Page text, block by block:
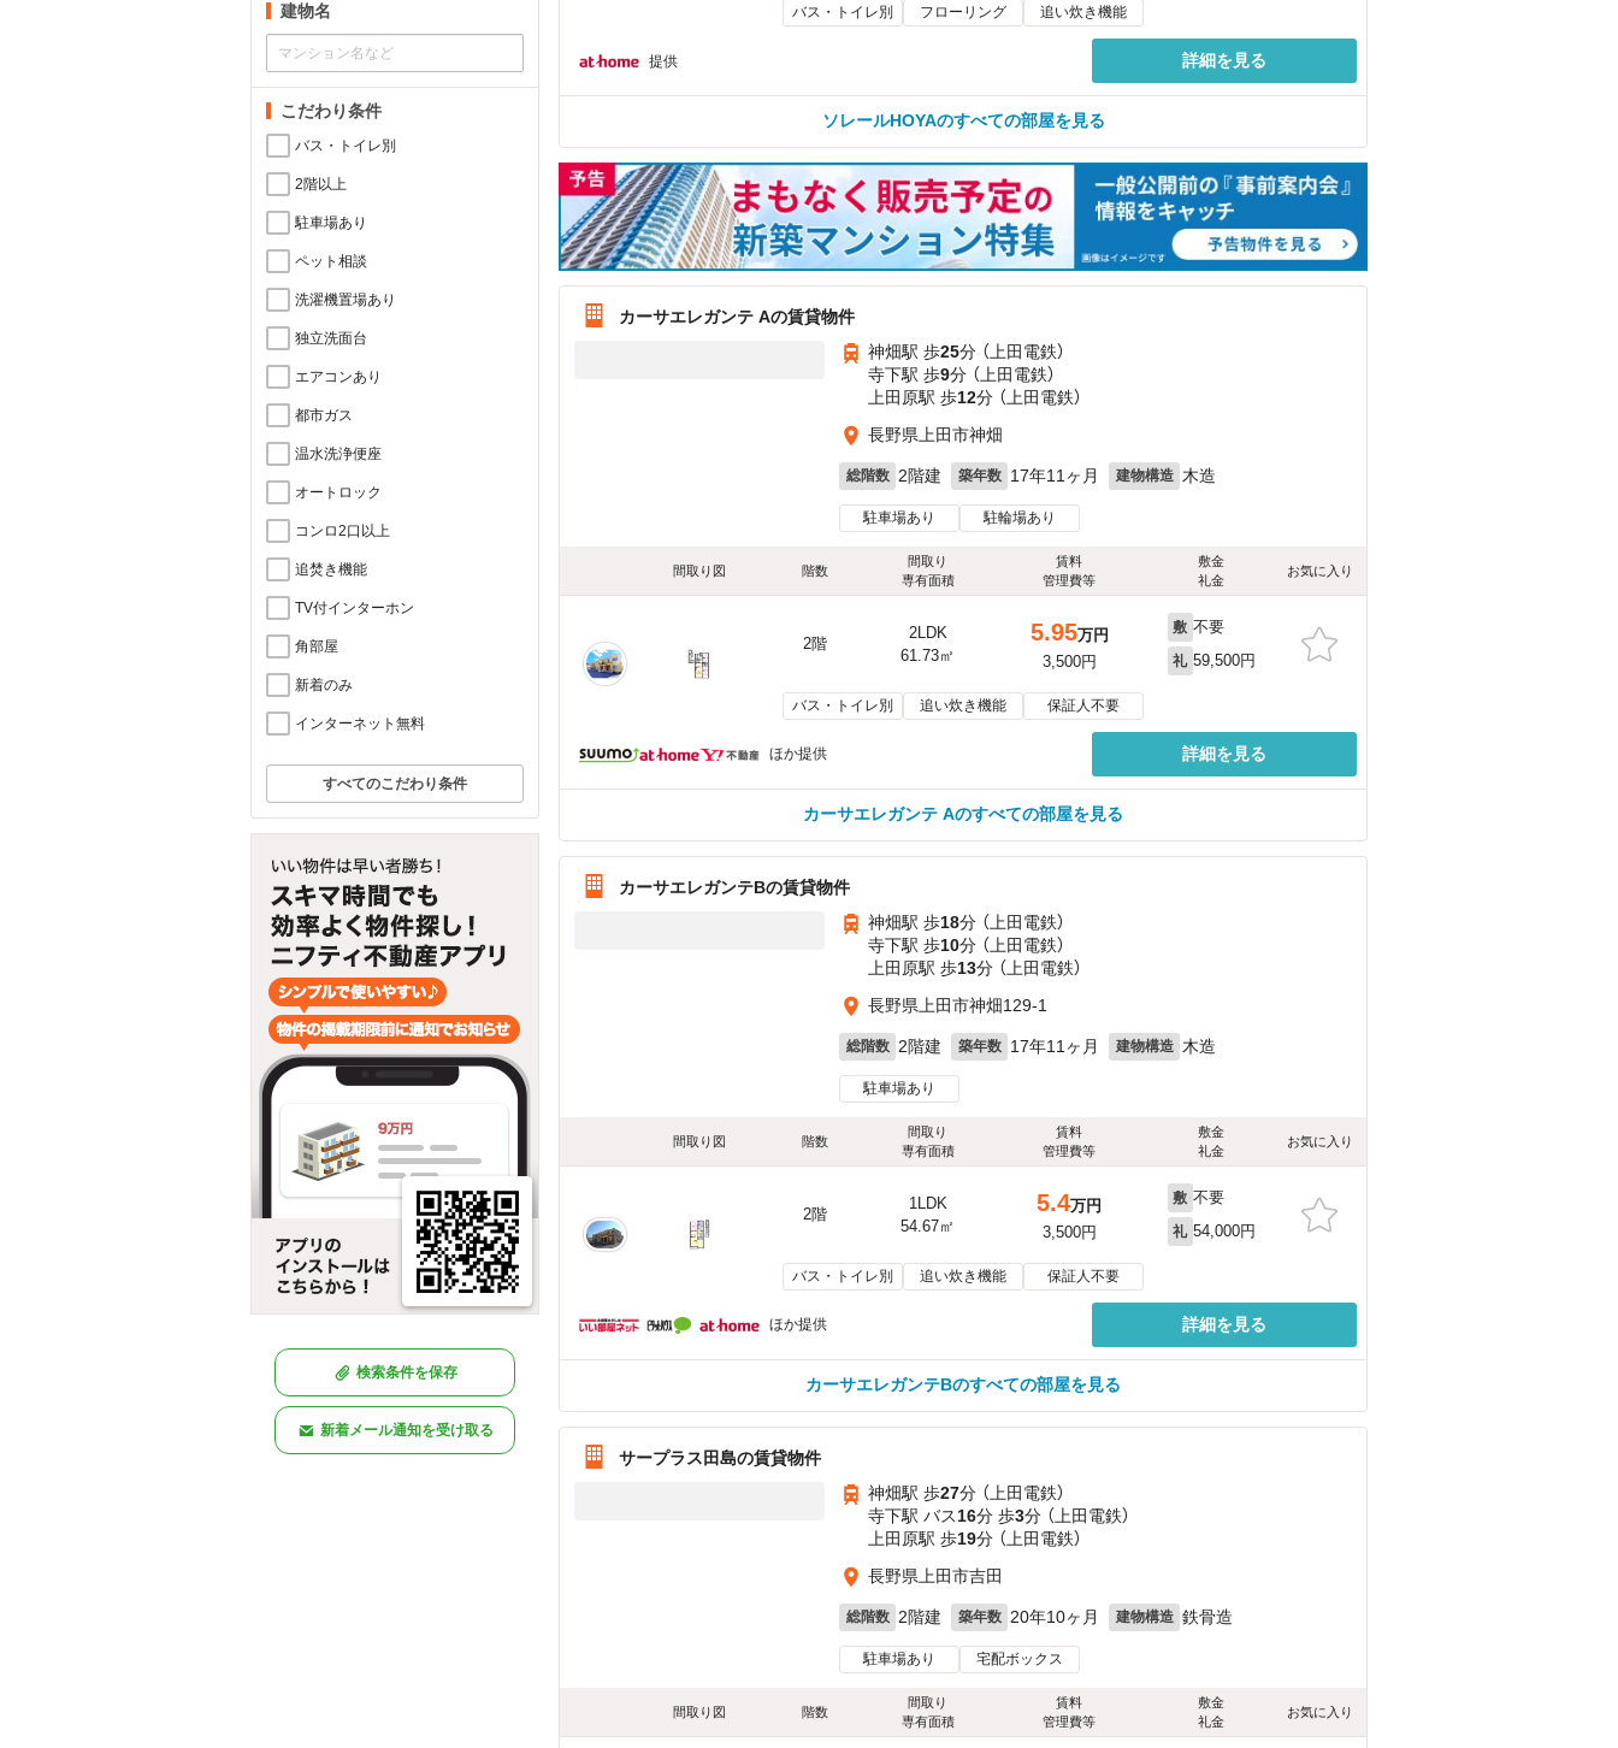
建物名
こだわり条件
バス・トイレ別
2階以上
駐車場あり
ペット相談
洗濯機置場あり
独立洗面台
エアコンあり
都市ガス
温水洗浄便座
オートロック
コンロ2口以上
追焚き機能
TV付インターホン
角部屋
新着のみ
インターネット無料
すべてのこだわり条件
検索条件を保存
新着メール通知を受け取る
バス・トイレ別 フローリング 追い炊き機能
提供 詳細を見る
ソレールHOYAのすべての部屋を見る
カーサエレガンテ Aの賃貸物件
神畑駅 歩25分 （上田電鉄）
寺下駅 歩9分 （上田電鉄）
上田原駅 歩12分 （上田電鉄）
長野県上田市神畑
総階数 2階建 築年数 17年11ヶ月 建物構造 木造
駐車場あり 駐輪場あり
間取り図 階数
間取り
専有面積
賃料
管理費等
敷金
礼金
お気に入り
2階
2LDK
61.73㎡
5.95万円
3,500円
敷 不要
礼 59,500円
バス・トイレ別 追い炊き機能 保証人不要
ほか提供 詳細を見る
カーサエレガンテ Aのすべての部屋を見る
カーサエレガンテBの賃貸物件
神畑駅 歩18分 （上田電鉄）
寺下駅 歩10分 （上田電鉄）
上田原駅 歩13分 （上田電鉄）
長野県上田市神畑129-1
総階数 2階建 築年数 17年11ヶ月 建物構造 木造
駐車場あり
間取り図 階数
間取り
専有面積
賃料
管理費等
敷金
礼金
お気に入り
2階
1LDK
54.67㎡
5.4万円
3,500円
敷 不要
礼 54,000円
バス・トイレ別 追い炊き機能 保証人不要
ほか提供 詳細を見る
カーサエレガンテBのすべての部屋を見る
サープラス田島の賃貸物件
神畑駅 歩27分 （上田電鉄）
寺下駅 バス16分 歩3分 （上田電鉄）
上田原駅 歩19分 （上田電鉄）
長野県上田市吉田
総階数 2階建 築年数 20年10ヶ月 建物構造 鉄骨造
駐車場あり 宅配ボックス
間取り図 階数
間取り
専有面積
賃料
管理費等
敷金
礼金
お気に入り